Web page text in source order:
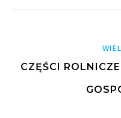
CZĘŚCI